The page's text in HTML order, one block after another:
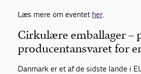
Læs mere om eventet her.
Cirkulære emballager –
producentansvaret for
Danmark er et af de sidste lande i